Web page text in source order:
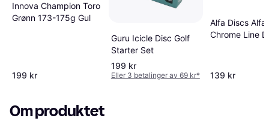
Innova Champion Toro
Grønn 173-175g Gul
199 kr
Guru Icicle Disc Golf
Starter Set
199 kr
Eller 3 betalinger av 69 kr*
Alfa Discs Alfa
Chrome Line
139 kr
Om produktet